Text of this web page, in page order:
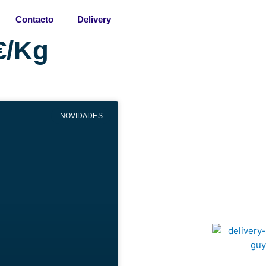
Contacto Delivery
Kg
NOVIDADES